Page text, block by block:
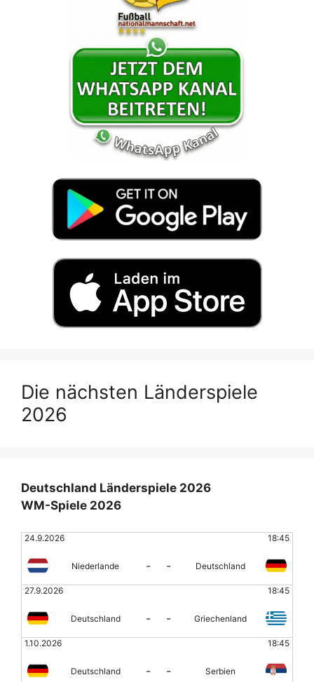
Die nächsten Länderspiele
2026
Deutschland Länderspiele 2026
WM-Spiele 2026
24.9.2026 18:45
Niederlande - - Deutschland
27.9.2026 18:45
Deutschland - - Griechenland
1.10.2026 18:45
Deutschland - - Serbien